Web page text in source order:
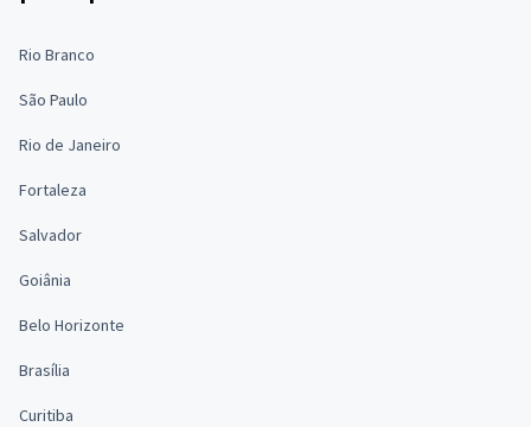
Rio Branco
São Paulo
Rio de Janeiro
Fortaleza
Salvador
Goiânia
Belo Horizonte
Brasília
Curitiba